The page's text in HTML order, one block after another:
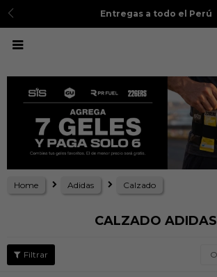
Entregas a todo el Perú

Home Adidas Calzado
CALZADO ADIDAS